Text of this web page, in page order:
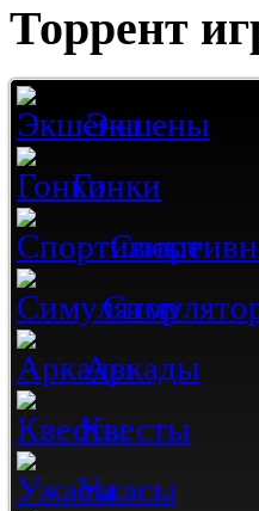
Торрент
Экшены
Гонки
Аркады
Квесты
Ужасы